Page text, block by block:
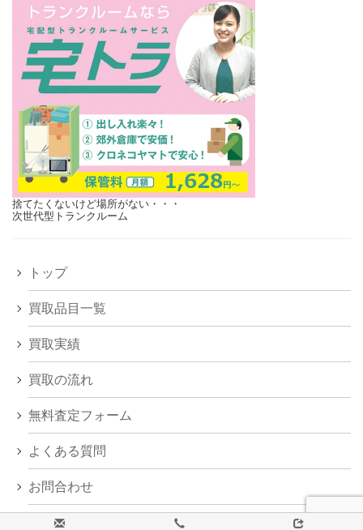
捨てたくないけど場所がない・・・
次世代型トランクルーム
トップ
買取品目一覧
買取実績
買取の流れ
無料査定フォーム
よくある質問
お問合わせ
会社概要